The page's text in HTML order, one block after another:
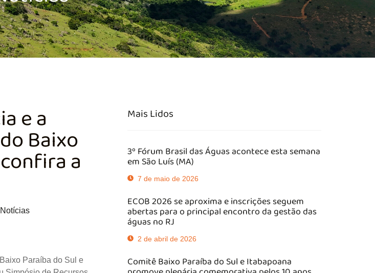
e a
Baixo
a
Notícias
Paraíba do Sul e
Mais Lidos
3º Fórum Brasil das Águas acontece esta semana
em São Luís (MA)
7 de maio de 2026
ECOB 2026 se aproxima e inscrições seguem
abertas para o principal encontro da gestão das
águas no RJ
2 de abril de 2026
Comitê Baixo Paraíba do Sul e Itabapoana